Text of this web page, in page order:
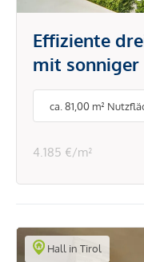
Effiziente
mit
Völs zu
ca. 81,00 m²
4.185 €/m²
Hall in Tirol